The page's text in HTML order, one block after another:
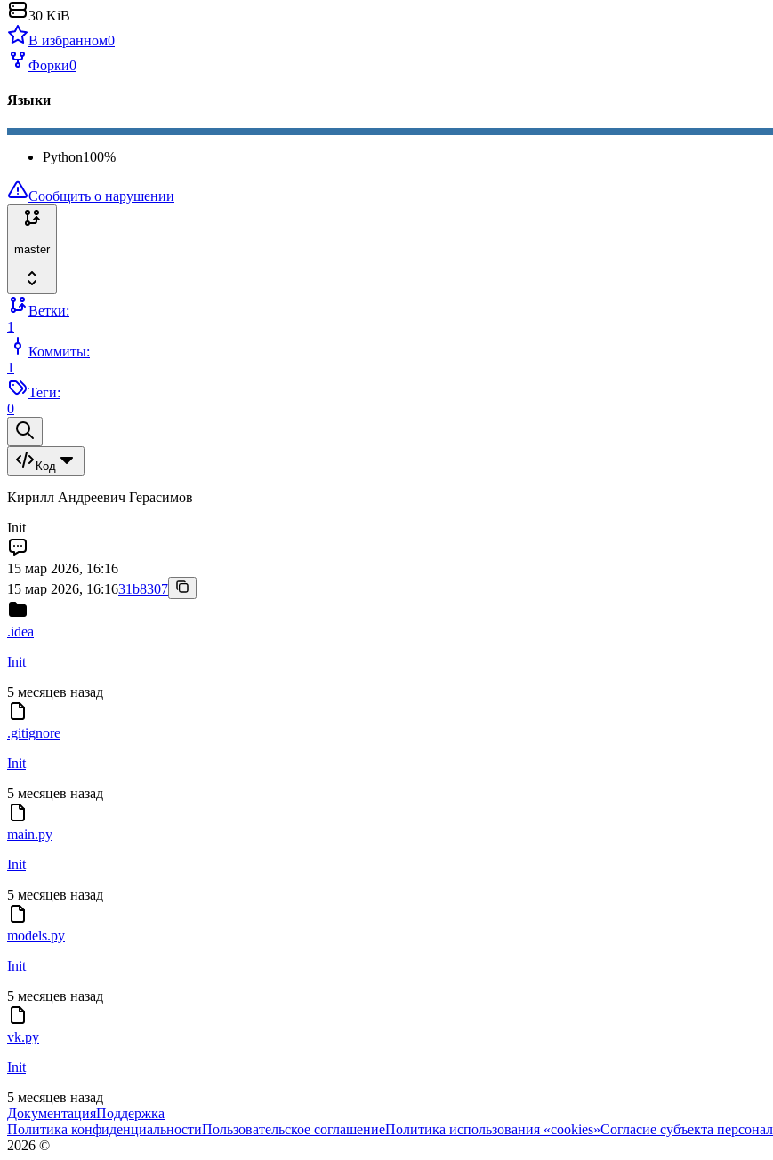
30 KiB
В избранном0
Форки0
Языки
Python100%
Сообщить о нарушении
master
Ветки:
1
Коммиты:
1
Теги:
0
Код
Кирилл Андреевич Герасимов
Init
15 мар 2026, 16:16
15 мар 2026, 16:1631b8307
.idea
Init
5 месяцев назад
.gitignore
Init
5 месяцев назад
main.py
Init
5 месяцев назад
models.py
Init
5 месяцев назад
vk.py
Init
5 месяцев назад
ДокументацияПоддержка
Политика конфиденциальностиПользовательское соглашениеПолитика использования «cookies»Согласие субъекта
2026 ©